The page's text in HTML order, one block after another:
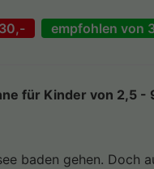
empfohlen von
für Kinder von 2,5 -
baden gehen. Doch